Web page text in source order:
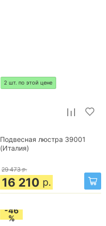
2 шт. по этой цене
Подвесная люстра 39001
(Италия)
29 473 р.
16 210 р.
-46
%